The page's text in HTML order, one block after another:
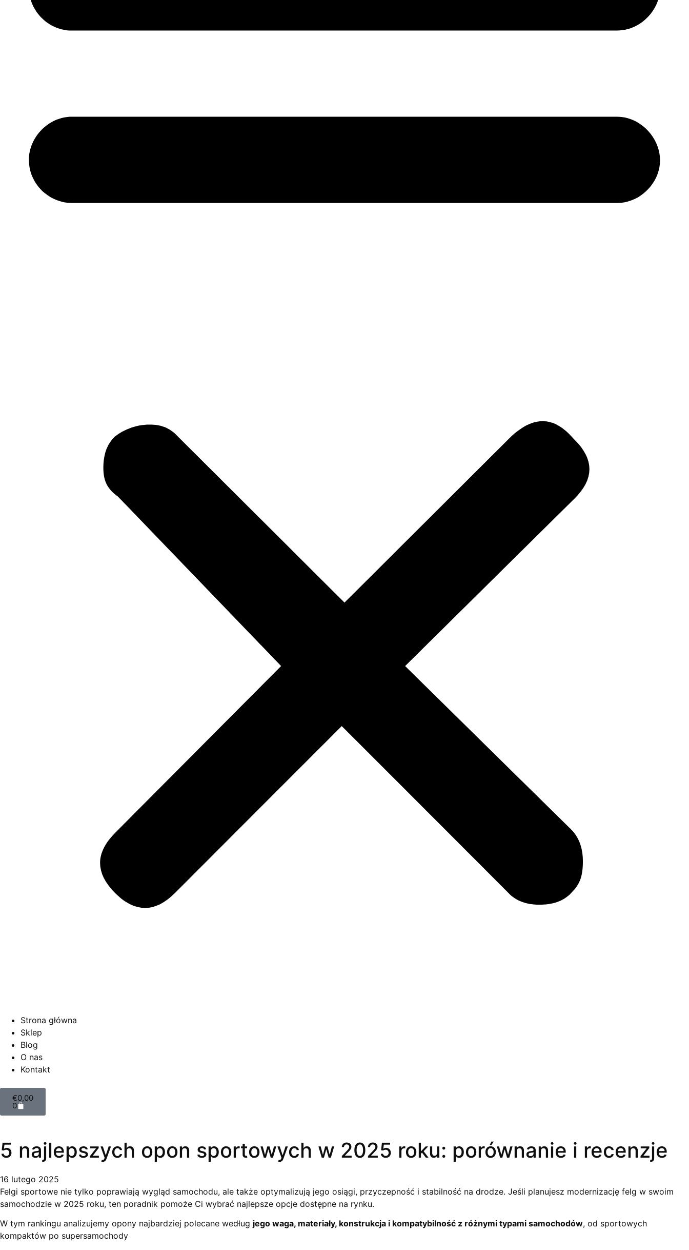
Strona główna
Sklep
Blog
O nas
Kontakt
€0,00
0
5 najlepszych opon sportowych w 2025 roku: porównanie i recenzje
16 lutego 2025
Felgi sportowe nie tylko poprawiają wygląd samochodu, ale także optymalizują jego osiągi, przyczepność i stabilność na drodze. Jeśli planujesz modernizację felg w swoim
samochodzie w 2025 roku, ten poradnik pomoże Ci wybrać najlepsze opcje dostępne na rynku.
W tym rankingu analizujemy opony najbardziej polecane według jego waga, materiały, konstrukcja i kompatybilność z różnymi typami samochodów, od sportowych
kompaktów po supersamochody